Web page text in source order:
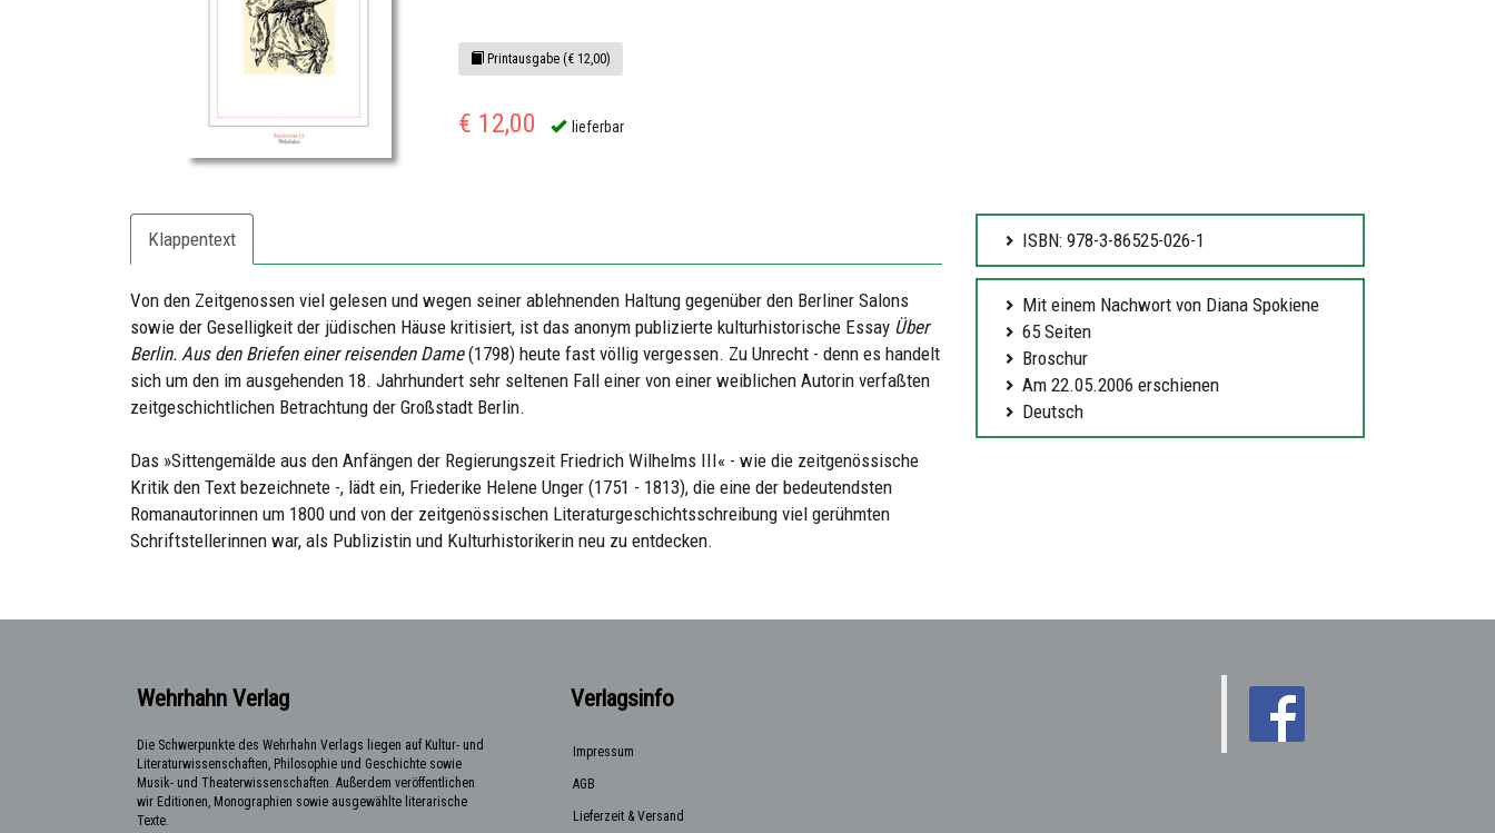
Printausgabe (€ 12,00)
€ 12,00 lieferbar
Klappentext
Von den Zeitgenossen viel gelesen und wegen seiner ablehnenden Haltung gegenüber den Berliner Salons
sowie der Geselligkeit der jüdischen Häuse kritisiert, ist das anonym publizierte kulturhistorische Essay Über
Berlin. Aus den Briefen einer reisenden Dame(1798) heute fast völlig vergessen. Zu Unrecht - denn es handelt
sich um den im ausgehenden 18. Jahrhundert sehr seltenen Fall einer von einer weiblichen Autorin verfaßten
zeitgeschichtlichen Betrachtung der Großstadt Berlin.
Das »Sittengemälde aus den Anfängen der Regierungszeit Friedrich Wilhelms III« - wie die zeitgenössische
Kritik den Text bezeichnete -, lädt ein, Friederike Helene Unger (1751 - 1813), die eine der bedeutendsten
Romanautorinnen um 1800 und von der zeitgenössischen Literaturgeschichtsschreibung viel gerühmten
Schriftstellerinnen war, als Publizistin und Kulturhistorikerin neu zu entdecken.
ISBN: 978-3-86525-026-1
Mit einem Nachwort von Diana Spokiene
65 Seiten
Broschur
Am 22.05.2006 erschienen
Deutsch
Wehrhahn Verlag
Die Schwerpunkte des Wehrhahn Verlags liegen auf Kultur- und
Literaturwissenschaften, Philosophie und Geschichte sowie
Musik- und Theaterwissenschaften. Außerdem veröffentlichen
wir Editionen, Monographien sowie ausgewählte literarische
Texte.
Verlagsinfo
Impressum
AGB
Lieferzeit & Versand